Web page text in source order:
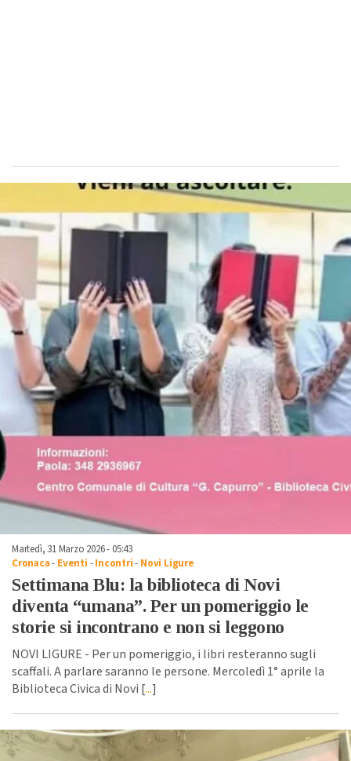
Martedì, 31 Marzo 2026 - 05:43
Cronaca- Eventi -Incontri- Novi Ligure
Settimana Blu: la biblioteca di Novi
diventa “umana”. Per un pomeriggio le
storie si incontrano e non si leggono
NOVI LIGURE - Per un pomeriggio, i libri resteranno sugli
scaffali. A parlare saranno le persone. Mercoledì 1° aprile la
Biblioteca Civica di Novi [...]